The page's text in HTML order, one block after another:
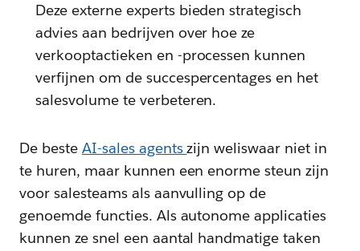
Deze externe experts bieden strategisch
advies aan bedrijven over hoe ze
verkooptactieken en -processen kunnen
verfijnen om de succespercentages en het
salesvolume te verbeteren.
De beste AI-sales agentszijn weliswaar niet in
te huren, maar kunnen een enorme steun zijn
voor salesteams als aanvulling op de
genoemde functies. Als autonome applicaties
kunnen ze snel een aantal handmatige taken